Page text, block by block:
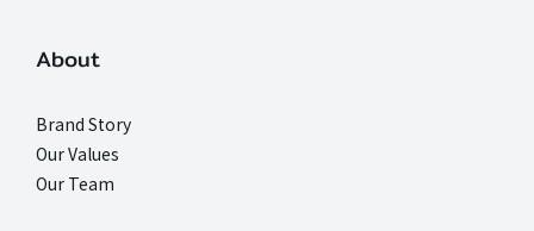
About
Brand Story
Our Values
Our Team